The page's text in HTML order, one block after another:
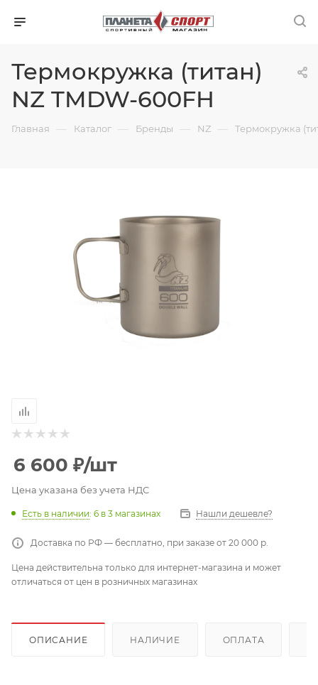
Термокружка (титан)
NZ TMDW-600FH
Главная — Каталог — Бренды — NZ — Термокружка
6 600 ₽/шт
Цена указана без учета НДС
Есть в наличии: 6 в 3 магазинах Нашли дешевле?
Доставка по РФ — бесплатно, при заказе от 20 000 р.
Цена действительна только для интернет-магазина и может
отличаться от цен в розничных магазинах
ОПИСАНИЕ НАЛИЧИЕ ОПЛАТА